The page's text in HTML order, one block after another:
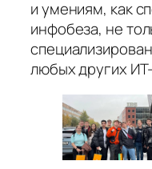
и умениям, как
инфобеза, не
любых других